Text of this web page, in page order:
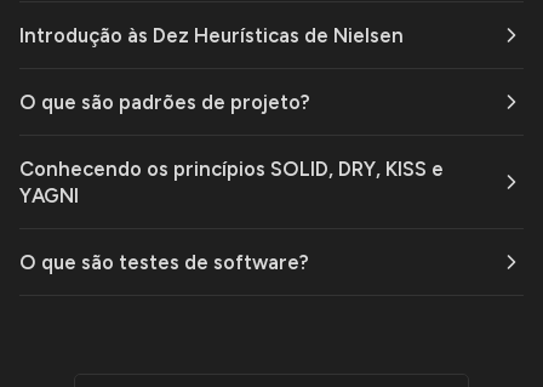
Introdução às Dez Heurísticas de Nielsen
O que são padrões de projeto?
Conhecendo os princípios SOLID, DRY, KISS e
YAGNI
O que são testes de software?